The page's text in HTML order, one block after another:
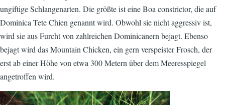
ungiftige Schlangenarten. Die größte ist eine Boa constrictor, die auf
Dominica Tete Chien genannt wird. Obwohl sie nicht aggressiv ist,
wird sie aus Furcht von zahlreichen Dominicanern bejagt. Ebenso
bejagt wird das Mountain Chicken, ein gern verspeister Frosch, der
erst ab einer Höhe von etwa 300 Metern über dem Meeresspiegel
angetroffen wird.